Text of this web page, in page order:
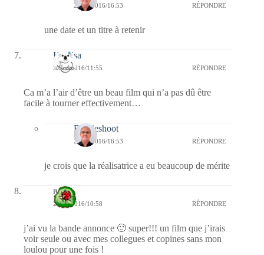
27/03/2016/16:53 RÉPONDRE
une date et un titre à retenir
Koalisa
26/03/2016/11:55 RÉPONDRE
Ca m’a l’air d’être un beau film qui n’a pas dû être
facile à tourner effectivement…
Bernieshoot
27/03/2016/16:53 RÉPONDRE
je crois que la réalisatrice a eu beaucoup de mérite
nessa
26/03/2016/10:58 RÉPONDRE
j’ai vu la bande annonce 🙂 super!!! un film que j’irais
voir seule ou avec mes collegues et copines sans mon
loulou pour une fois !